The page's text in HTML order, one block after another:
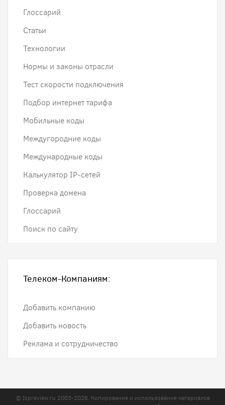
Глоссарий
Статьи
Технологии
Нормы и законы отрасли
Тест скорости подключения
Подбор интернет тарифа
Мобильные коды
Междугородние коды
Международные коды
Калькулятор IP-сетей
Проверка домена
Глоссарий
Поиск по сайту
Телеком-Компаниям:
Добавить компанию
Добавить новость
Реклама и сотрудничество
© Ispreview.ru 2003-2026. Копирование и использование материалов